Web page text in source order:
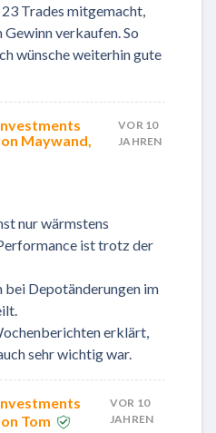
Trades mitgemacht,
verkaufen. So
wünsche weiterhin gute
Maywand,
VOR 10
JAHREN
nur wärmstens
ist trotz der
bei Depotänderungen im
erklärt,
sehr wichtig war.
Tom
VOR 10
JAHREN